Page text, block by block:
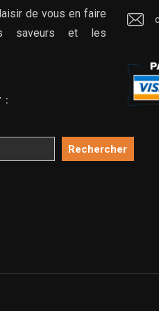
de vous en faire
saveurs et les
:
Rechercher